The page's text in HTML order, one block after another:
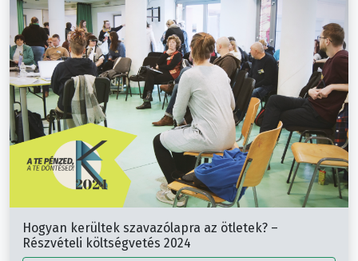
Hogyan kerültek szavazólapra az ötletek? –
Részvételi költségvetés 2024